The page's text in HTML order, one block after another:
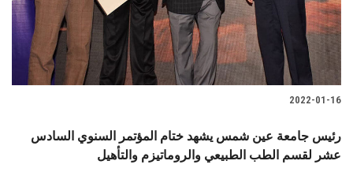
هيئة التدريس
الدراسات العليا
2022-01-16
رئيس جامعة عين شمس يشهد ختام المؤتمر السنوي السادس
عشر لقسم الطب الطبيعي والروماتيزم والتأهيل